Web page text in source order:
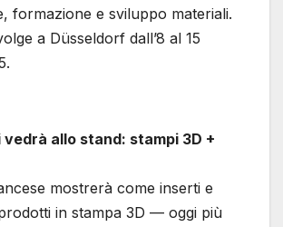
formazione e sviluppo materiali.
a Düsseldorf dall’8 al 15
vedrà allo stand: stampi 3D +
mostrerà come inserti e
in stampa 3D — oggi più